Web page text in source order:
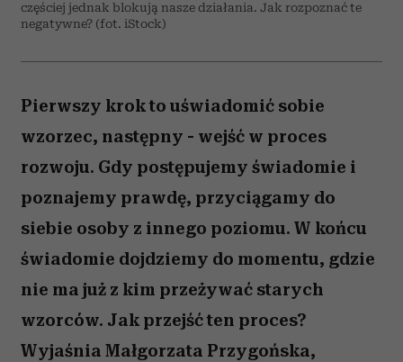
częściej jednak blokują nasze działania. Jak rozpoznać te
negatywne? (fot. iStock)
Pierwszy krok to uświadomić sobie
wzorzec, następny - wejść w proces
rozwoju. Gdy postępujemy świadomie i
poznajemy prawdę, przyciągamy do
siebie osoby z innego poziomu. W końcu
świadomie dojdziemy do momentu, gdzie
nie ma już z kim przeżywać starych
wzorców. Jak przejść ten proces?
Wyjaśnia Małgorzata Przygońska,